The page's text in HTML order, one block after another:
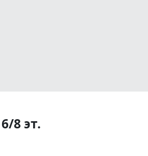
8 эт.